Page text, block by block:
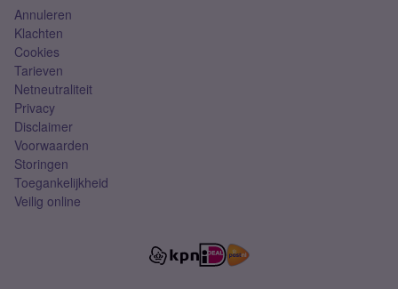
Annuleren
Klachten
Cookies
Tarieven
Netneutraliteit
Privacy
Disclaimer
Voorwaarden
Storingen
Toegankelijkheid
Veilig online